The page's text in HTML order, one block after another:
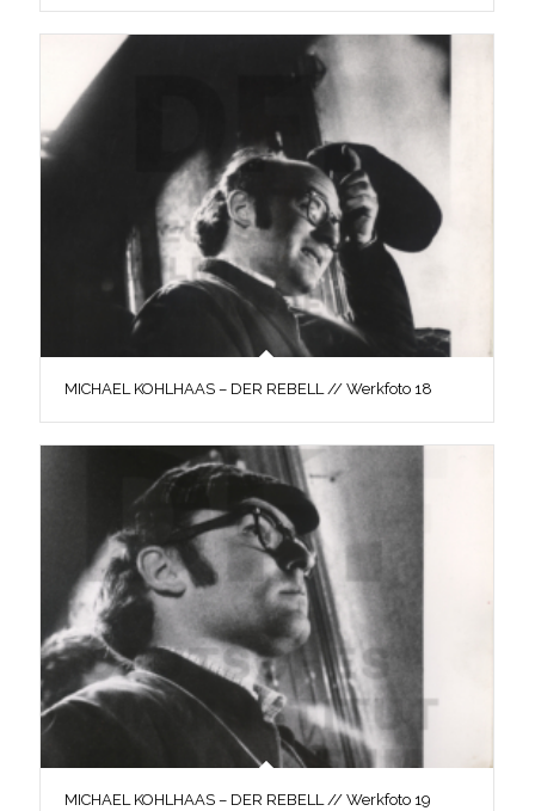
MICHAEL KOHLHAAS – DER REBELL // Werkfoto 18
MICHAEL KOHLHAAS – DER REBELL // Werkfoto 19